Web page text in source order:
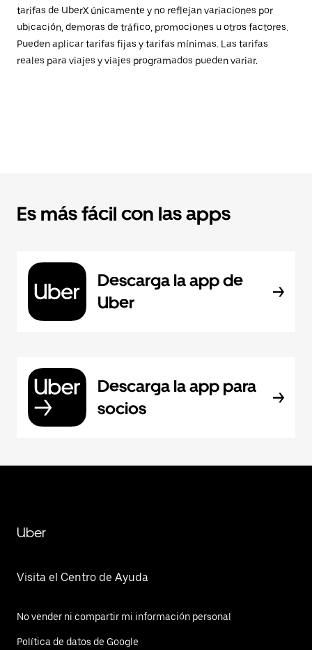
tarifas de UberX únicamente y no reflejan variaciones por
ubicación, demoras de tráfico, promociones u otros factores.
Pueden aplicar tarifas fijas y tarifas mínimas. Las tarifas
reales para viajes y viajes programados pueden variar.
Es más fácil con las apps
Descarga la app de
Uber
Descarga la app para
socios
Uber
Visita el Centro de Ayuda
No vender ni compartir mi información personal
Política de datos de Google